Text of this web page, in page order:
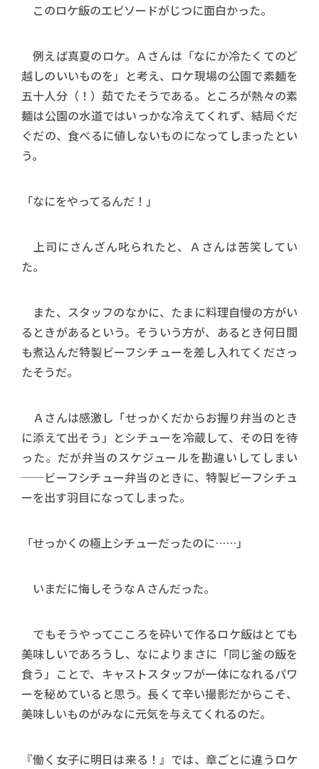
このロケ飯のエピソードがじつに面白かった。
例えば真夏のロケ。Ａさんは「なにか冷たくてのど
越しのいいものを」と考え、ロケ現場の公園で素麺を
五十人分（！）茹でたそうである。ところが熱々の素
麺は公園の水道ではいっかな冷えてくれず、結局ぐだ
ぐだの、食べるに値しないものになってしまったとい
う。
「なにをやってるんだ！」
上司にさんざん叱られたと、Ａさんは苦笑してい
た。
また、スタッフのなかに、たまに料理自慢の方がい
るときがあるという。そういう方が、あるとき何日間
も煮込んだ特製ビーフシチューを差し入れてくださっ
たそうだ。
Ａさんは感激し「せっかくだからお握り弁当のとき
に添えて出そう」とシチューを冷蔵して、その日を待
った。だが弁当のスケジュールを勘違いしてしまい
──ビーフシチュー弁当のときに、特製ビーフシチュ
ーを出す羽目になってしまった。
「せっかくの極上シチューだったのに……」
いまだに悔しそうなＡさんだった。
でもそうやってこころを砕いて作るロケ飯はとても
美味しいであろうし、なによりまさに「同じ釜の飯を
食う」ことで、キャストスタッフが一体になれるパワ
ーを秘めていると思う。長くて辛い撮影だからこそ、
美味しいものがみなに元気を与えてくれるのだ。
『働く女子に明日は来る！』では、章ごとに違うロケ